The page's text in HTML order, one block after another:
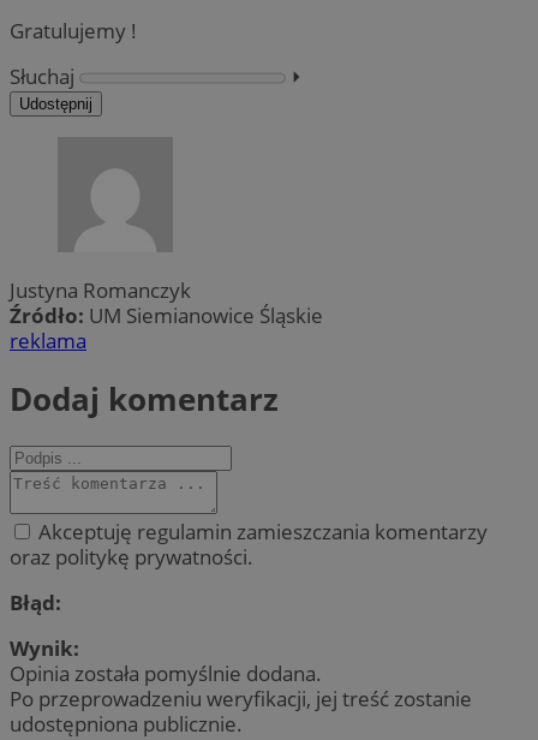
Gratulujemy !
Słuchaj
⏵︎
Udostępnij
Justyna Romanczyk
Źródło: UM Siemianowice Śląskie
reklama
Dodaj komentarz
Akceptuję regulamin zamieszczania komentarzy
oraz politykę prywatności.
Błąd:
Wynik:
Opinia została pomyślnie dodana.
Po przeprowadzeniu weryfikacji, jej treść zostanie
udostępniona publicznie.